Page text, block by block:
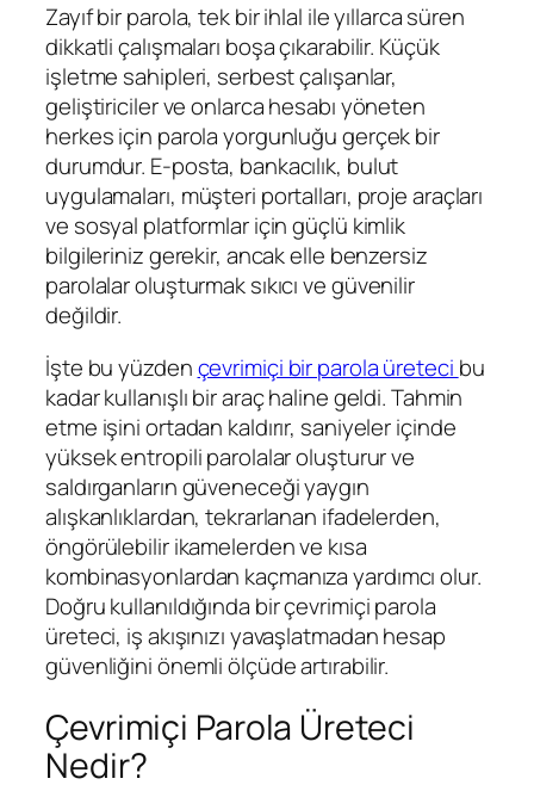
Zayıf bir parola, tek bir ihlal ile yıllarca süren
dikkatli çalışmaları boşa çıkarabilir. Küçük
işletme sahipleri, serbest çalışanlar,
geliştiriciler ve onlarca hesabı yöneten
herkes için parola yorgunluğu gerçek bir
durumdur. E-posta, bankacılık, bulut
uygulamaları, müşteri portalları, proje araçları
ve sosyal platformlar için güçlü kimlik
bilgileriniz gerekir, ancak elle benzersiz
parolalar oluşturmak sıkıcı ve güvenilir
değildir.
İşte bu yüzdençevrimiçi bir parola üreteci bu
kadar kullanışlı bir araç haline geldi. Tahmin
etme işini ortadan kaldırır, saniyeler içinde
yüksek entropili parolalar oluşturur ve
saldırganların güveneceği yaygın
alışkanlıklardan, tekrarlanan ifadelerden,
öngörülebilir ikamelerden ve kısa
kombinasyonlardan kaçmanıza yardımcı olur.
Doğru kullanıldığında bir çevrimiçi parola
üreteci, iş akışınızı yavaşlatmadan hesap
güvenliğini önemli ölçüde artırabilir.
Çevrimiçi Parola Üreteci
Nedir?